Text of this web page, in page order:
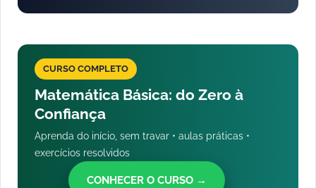
CURSO COMPLETO
Matemática Básica: do Zero à
Confiança
Aprenda do início, sem travar • aulas práticas •
exercícios resolvidos
CONHECER O CURSO →